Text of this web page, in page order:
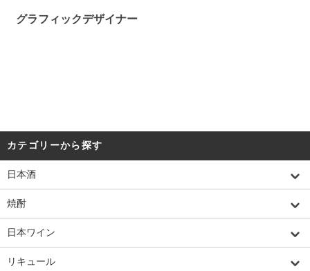
グラフィックデザイナー
カテゴリーから探す
日本酒
焼酎
日本ワイン
リキュール